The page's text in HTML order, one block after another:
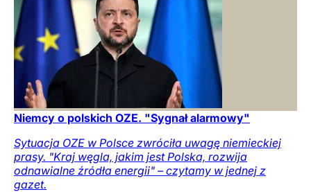
Niemcy o polskich OZE. "Sygnał alarmowy"
Sytuacja OZE w Polsce zwróciła uwagę niemieckiej
prasy. "Kraj węgla, jakim jest Polska, rozwija
odnawialne źródła energii" – czytamy w jednej z
gazet.